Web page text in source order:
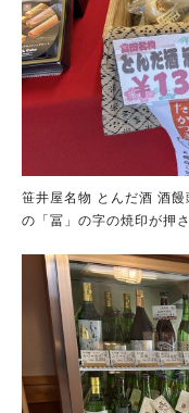
笹井屋名物 とんだ酒 酒饅
の「冨」の字の焼印が押